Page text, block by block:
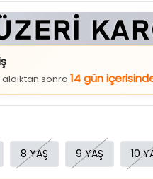
sonra14 gün
Sepete Ekle